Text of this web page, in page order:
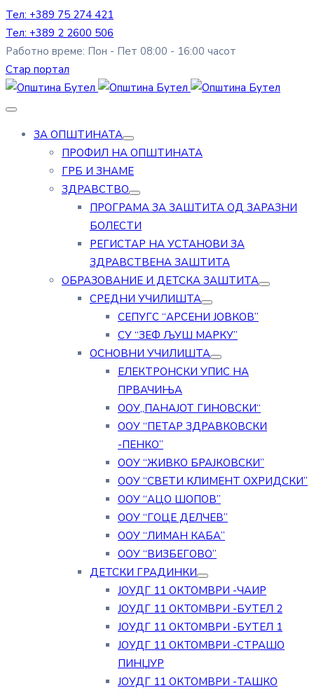
Тел: +389 75 274 421
Тел: +389 2 2600 506
Работно време: Пон - Пет 08:00 - 16:00 часот
Стар портал
ЗА ОПШТИНАТА
ПРОФИЛ НА ОПШТИНАТА
ГРБ И ЗНАМЕ
ЗДРАВСТВО
ПРОГРАМА ЗА ЗАШТИТА ОД ЗАРАЗНИ
БОЛЕСТИ
РЕГИСТАР НА УСТАНОВИ ЗА
ЗДРАВСТВЕНА ЗАШТИТА
ОБРАЗОВАНИЕ И ДЕТСКА ЗАШТИТА
СРЕДНИ УЧИЛИШТА
СЕПУГС “АРСЕНИ ЈОВКОВ”
СУ “ЗЕФ ЉУШ МАРКУ”
ОСНОВНИ УЧИЛИШТА
ЕЛЕКТРОНСКИ УПИС НА
ПРВАЧИЊА
ООУ„ПАНАЈОТ ГИНОВСКИ“
ООУ “ПЕТАР ЗДРАВКОВСКИ
-ПЕНКО”
ООУ “ЖИВКО БРАЈКОВСКИ”
ООУ “СВЕТИ КЛИМЕНТ ОХРИДСКИ”
ООУ “АЦО ШОПОВ”
ООУ “ГОЦЕ ДЕЛЧЕВ”
ООУ “ЛИМАН КАБА”
ООУ “ВИЗБЕГОВО”
ДЕТСКИ ГРАДИНКИ
ЈОУДГ 11 ОКТОМВРИ -ЧАИР
ЈОУДГ 11 ОКТОМВРИ -БУТЕЛ 2
ЈОУДГ 11 ОКТОМВРИ -БУТЕЛ 1
ЈОУДГ 11 ОКТОМВРИ -СТРАШО
ПИНЏУР
ЈОУДГ 11 ОКТОМВРИ -ТАШКО